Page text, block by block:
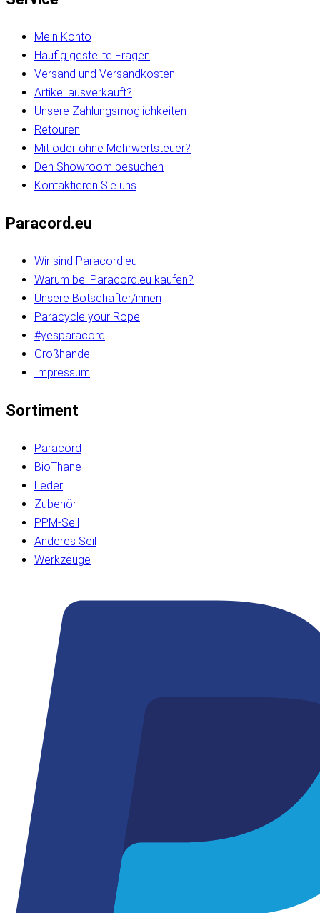
Mein Konto
Häufig gestellte Fragen
Versand und Versandkosten
Artikel ausverkauft?
Unsere Zahlungsmöglichkeiten
Retouren
Mit oder ohne Mehrwertsteuer?
Den Showroom besuchen
Kontaktieren Sie uns
Paracord.eu
Wir sind Paracord.eu
Warum bei Paracord.eu kaufen?
Unsere Botschafter/innen
Paracycle your Rope
#yesparacord
Großhandel
Impressum
Sortiment
Paracord
BioThane
Leder
Zubehör
PPM-Seil
Anderes Seil
Werkzeuge